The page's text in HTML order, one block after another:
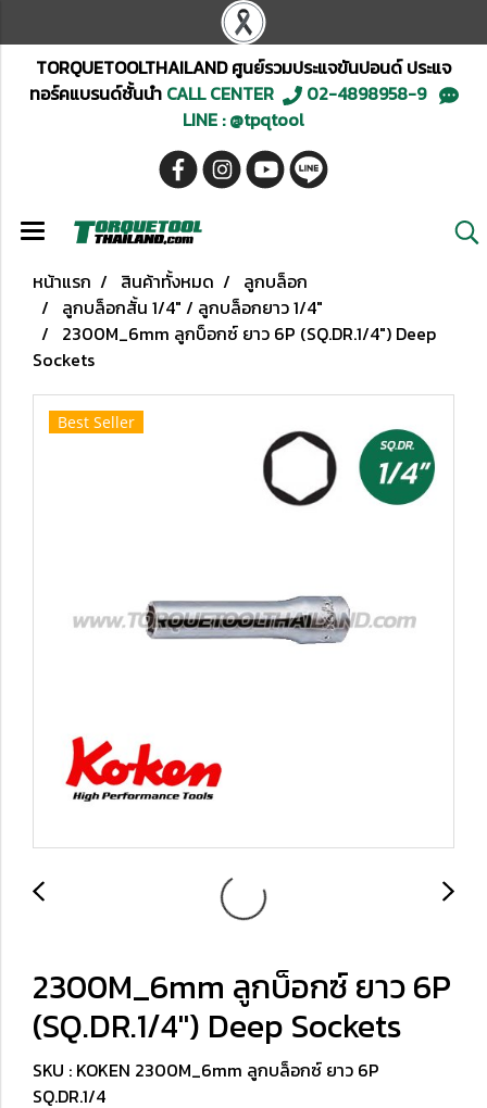
TORQUETOOLTHAILAND ศูนย์รวมประแจขันปอนด์ ประแจ
ทอร์คแบรนด์ชั้นนำCALL CENTER
02-4898958-9
LINE : @tpqtool
หน้าแรก สินค้าทั้งหมด
ลูกบล็อก
ลูกบล็อกสั้น 1/4" / ลูกบล็อกยาว 1/4"
2300M_6mm ลูกบ็อกซ์ ยาว 6P (SQ.DR.1/4") Deep
Sockets
Best Seller
2300M_6mm ลูกบ็อกซ์ ยาว 6P
(SQ.DR.1/4") Deep Sockets
SKU : KOKEN 2300M_6mm ลูกบล็อกซ์ ยาว 6P
SQ.DR.1/4